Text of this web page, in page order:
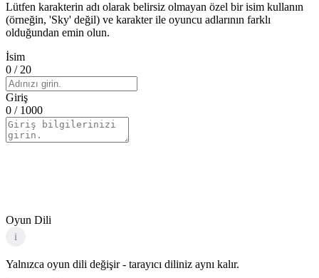
Lütfen karakterin adı olarak belirsiz olmayan özel bir isim kullanın
(örneğin, 'Sky' değil) ve karakter ile oyuncu adlarının farklı
olduğundan emin olun.
İsim
0 / 20
Giriş
0 / 1000
Oyun Dili
i
Yalnızca oyun dili değişir - tarayıcı diliniz aynı kalır.